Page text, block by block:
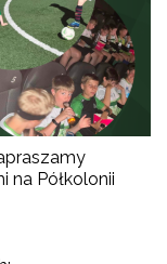
na Półkolonii